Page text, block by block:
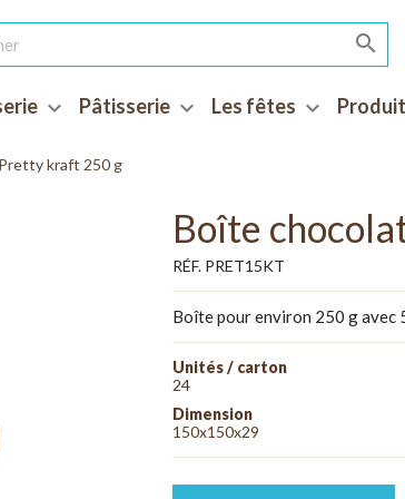

expand_more Pâtisserie expand_more Les fêtes expand_more
kraft 250 g
Boîte
RÉF. PRET15KT
Boîte pour environ 250 g avec
Unités / carton
24
Dimension
150x150x29